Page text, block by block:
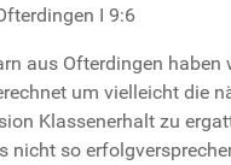
I 9:6
aus Ofterdingen haben
um vielleicht die
Klassenerhalt zu
nicht so